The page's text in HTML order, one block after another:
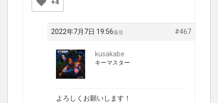
+4
2022年7月7日 19:56 #467
返信
kusakabe
キーマスター
よろしくお願いします！